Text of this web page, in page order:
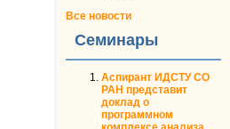
Все новости
Семинары
Аспирант ИДСТУ СО
РАН представит
доклад о
программном